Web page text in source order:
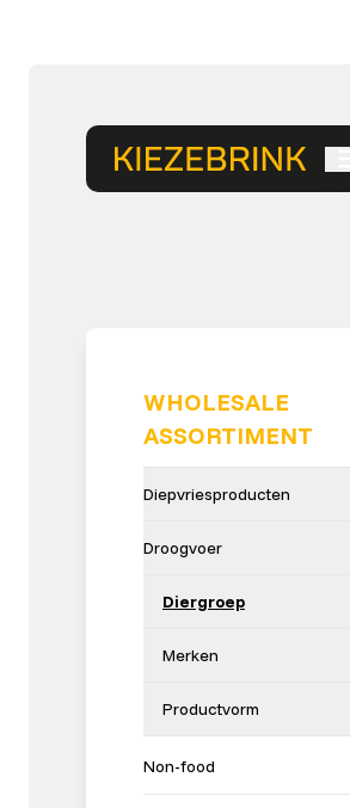
WHOLESALE
ASSORTIMENT
Diepvriesproducten
Droogvoer
Diergroep
Merken
Productvorm
Non-food